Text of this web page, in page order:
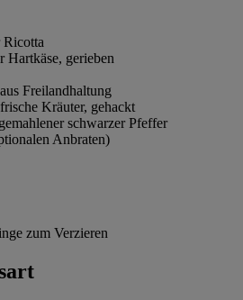
Ricotta
Hartkäse, gerieben
Freilandhaltung
Kräuter, gehackt
schwarzer Pfeffer
Anbraten)
zum Verzieren